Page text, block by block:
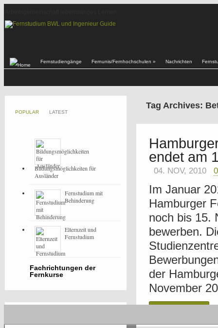
Fernstudiengänge Fernunis/Fernhochschulen » Nachrichten
Tag Archives:
endet am
04. NOV, 2010
Im Januar
Hamburger
noch bis 15.
bewerben.
der
November
POPULAR LATEST
Bildungsmöglichkeiten für
Ausländer
Fernstudium mit
Behinderung
Elternzeit und
Fernstudium
Fachrichtungen der
Fernkurse